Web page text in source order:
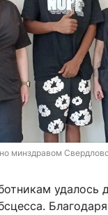
минздравом
удалось